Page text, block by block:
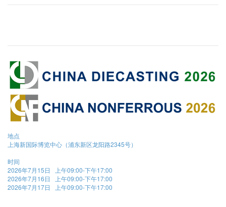
地点
上海新国际博览中心（浦东新区龙阳路2345号）
时间
2026年7月15日 上午09:00-下午17:00
2026年7月16日 上午09:00-下午17:00
2026年7月17日 上午09:00-下午17:00